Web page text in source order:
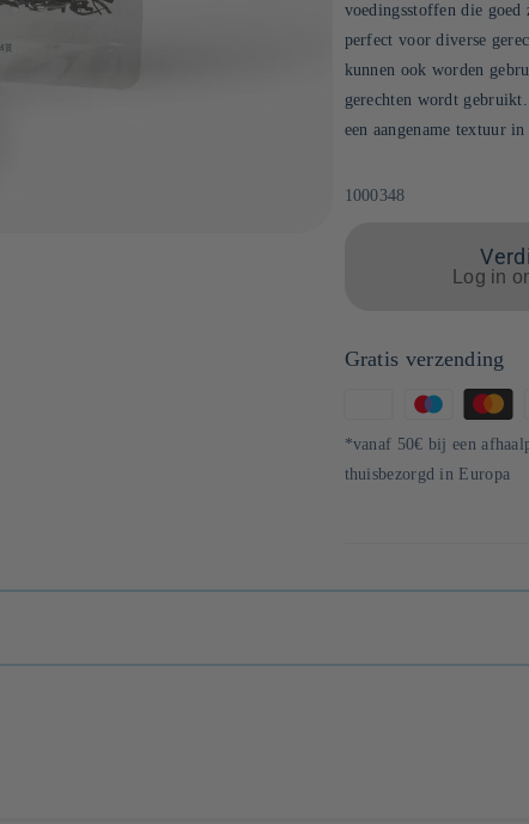
voedingsstoffen die
perfect voor diverse
kunnen ook worden
gerechten wordt
een aangename textuur
SKU:
1000348
Log in
Gratis verzending
Betaalmethoden
*vanaf 50€ bij een
thuisbezorgd in Europa